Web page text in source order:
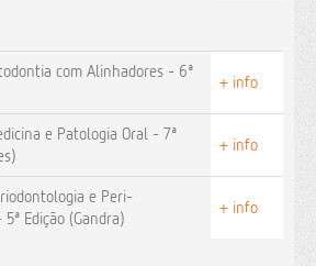
com Alinhadores - 6ª
+ info
e Patologia Oral - 7ª
+ info
e Peri-
Edição (Gandra)
+ info